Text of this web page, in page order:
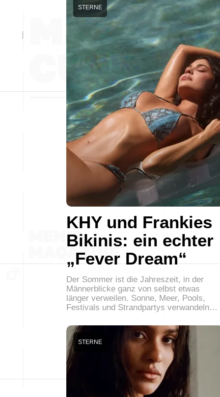
KHY und Frankies
Bikinis: ein echter
„Fever Dream“
STERNE
Der Sommer ist die Jahreszeit, in der
Männerblicke ganz von selbst etwas
länger verweilen. Sonne, Meer, Pools,
Festivals und Strandpartys verwandeln…
STERNE